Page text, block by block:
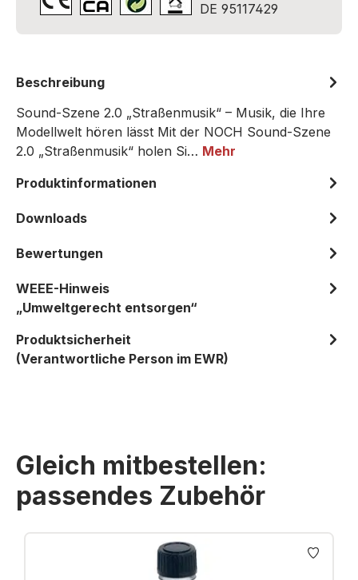
DE 95117429
Beschreibung
Sound-Szene 2.0 „Straßenmusik“ – Musik, die Ihre
Modellwelt hören lässt Mit der NOCH Sound-Szene
2.0 „Straßenmusik“ holen Si… Mehr
Produktinformationen
Downloads
Bewertungen
WEEE-Hinweis
„Umweltgerecht entsorgen“
Produktsicherheit
(Verantwortliche Person im EWR)
Gleich mitbestellen:
passendes Zubehör
Produktgalerie überspringen